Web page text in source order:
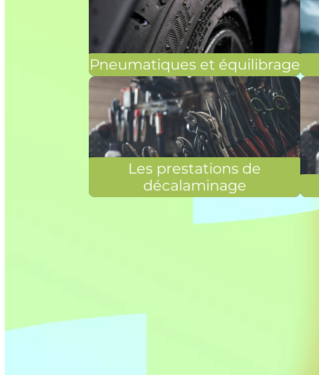
Pneumatiques et équilibrage
Les prestations de
décalaminage